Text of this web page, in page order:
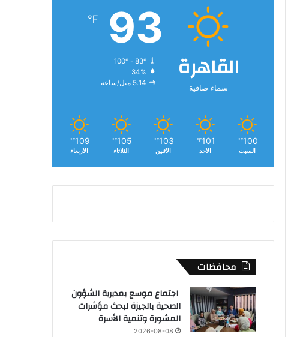
القاهرة
سماء صافية
93
℉
100º - 83º
34%
5.14 ميل/ساعة
100
℉
السبت
101
℉
الأحد
103
℉
الأثنين
105
℉
الثلاثاء
109
℉
الأربعاء
محافظات
اجتماع موسع بمديرية الشؤون
الصحية بالجيزة لبحث مؤشرات
المشورة وتنمية الأسرة
2026-08-08